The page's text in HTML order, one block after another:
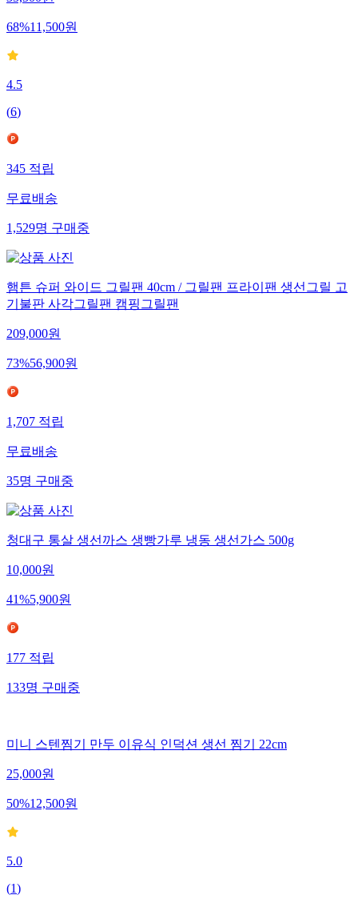
68%11,500원
4.5
(6)
345적립
무료배송
1,529명구매중
햄튼 슈퍼 와이드 그릴팬 40cm / 그릴팬 프라이팬 생선그릴 고
기불판 사각그릴팬 캠핑그릴팬
209,000원
73%56,900원
1,707적립
무료배송
35명구매중
청대구 통살 생선까스 생빵가루 냉동 생선가스 500g
10,000원
41%5,900원
177적립
133명구매중
미니 스텐찜기 만두 이유식 인덕션 생선 찜기 22cm
25,000원
50%12,500원
5.0
(1)